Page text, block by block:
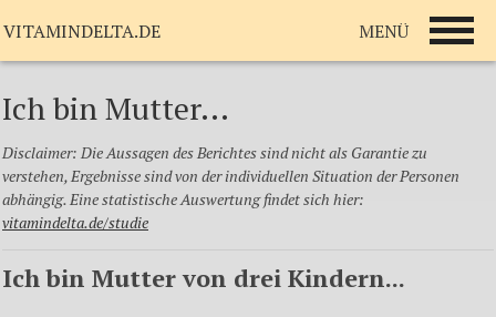
Ich bin Mutter...
Disclaimer: Die Aussagen des Berichtes sind nicht als Garantie zu
verstehen, Ergebnisse sind von der individuellen Situation der Personen
abhängig. Eine statistische Auswertung findet sich hier:
vitamindelta.de/studie
Ich bin Mutter von drei Kindern...
VITAMINDELTA.DE MENÜ